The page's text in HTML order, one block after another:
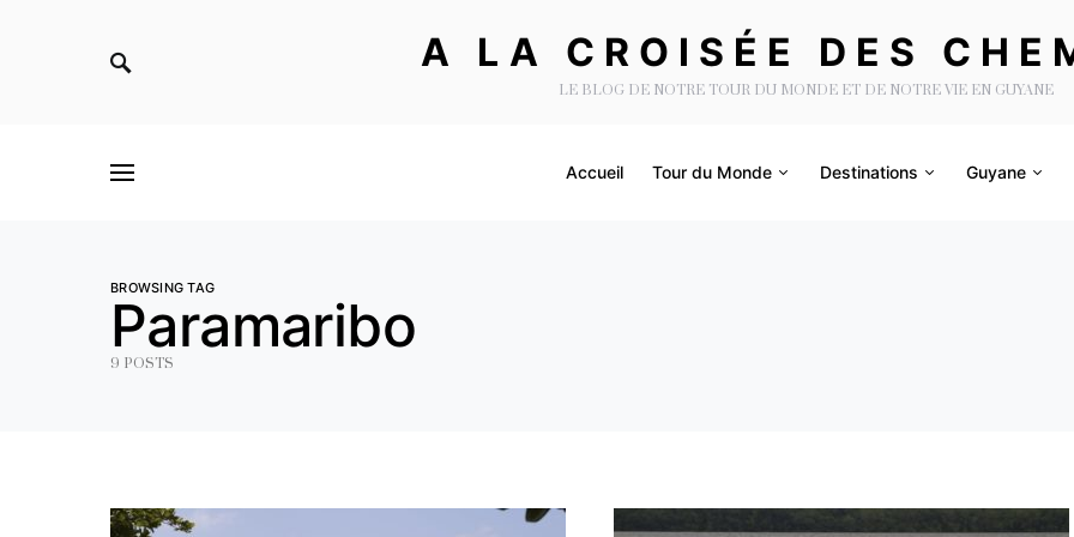
A LA CROISÉE DES
LE BLOG DE NOTRE TOUR DU MONDE ET DE NOTRE VIE EN GUYANE
Accueil Tour du Monde Destinations Guyane
BROWSING TAG
Paramaribo
9 POSTS